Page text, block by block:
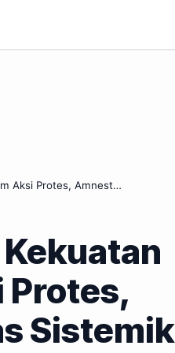
Aksi Protes, Amnest…
Protes,
Sistemik